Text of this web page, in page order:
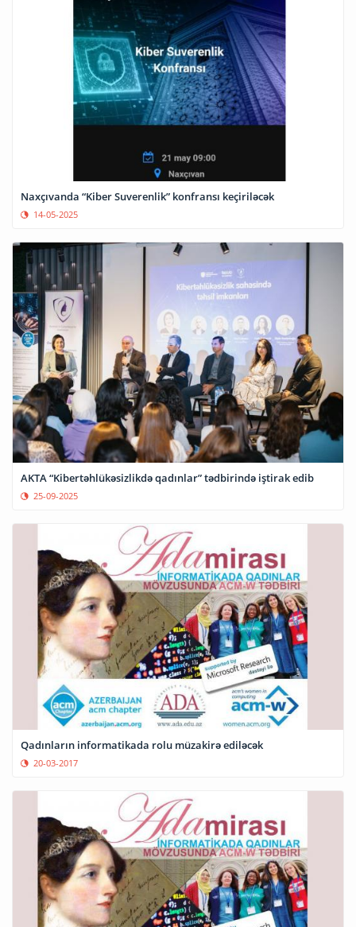
Naxçıvanda “Kiber Suverenlik” konfransı keçiriləcək
14-05-2025
AKTA “Kibertəhlükəsizlikdə qadınlar” tədbirində iştirak edib
25-09-2025
Qadınların informatikada rolu müzakirə ediləcək
20-03-2017